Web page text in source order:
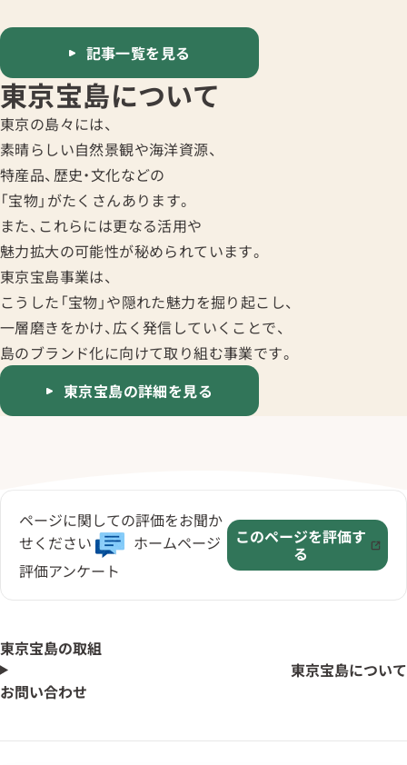
東京宝島について
東京の島々には、
素晴らしい自然景観や海洋資源、
特産品、歴史・文化などの
「宝物」がたくさんあります。
また、これらには更なる活用や
魅力拡大の可能性が秘められています。
東京宝島事業は、
こうした「宝物」や隠れた魅力を掘り起こし、
一層磨きをかけ、広く発信していくことで、
島のブランド化に向けて取り組む事業です。
東京宝島の詳細を見る
記事一覧を見る
ページに関しての評価をお聞か
せください
ホームページ
評価アンケート
このページを評価す
る
東京宝島の取組
東京宝島について
お問い合わせ